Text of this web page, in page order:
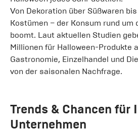
Von Dekoration über Süßwaren
Kostümen – der Konsum rund um
boomt. Laut aktuellen Studien
Millionen für Halloween-Produkte
Gastronomie, Einzelhandel und
von der saisonalen Nachfrage.
Trends & Chancen für
Unternehmen